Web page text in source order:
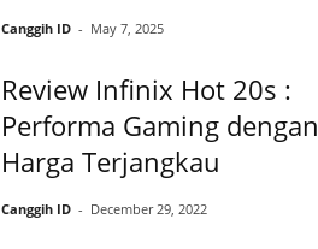
Canggih ID - May 7, 2025
Review Infinix Hot 20s :
Performa Gaming dengan
Harga Terjangkau
Canggih ID - December 29, 2022